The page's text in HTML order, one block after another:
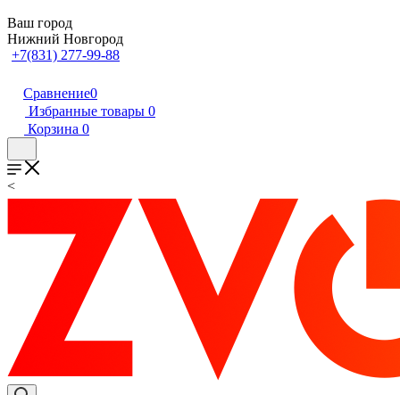
Ваш город
Нижний Новгород
+7(831) 277-99-88
Сравнение0
Избранные товары 0
Корзина 0
<